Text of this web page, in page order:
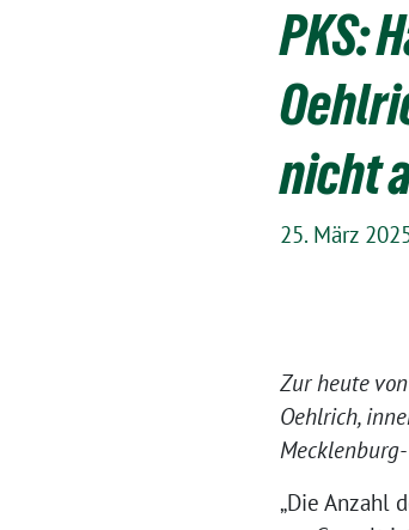
PKS:
nicht
25. März
Zur heute
Oehlrich,
„Die Anzahl